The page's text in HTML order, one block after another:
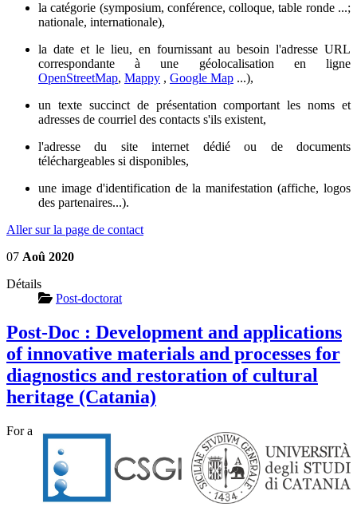
la catégorie (symposium, conférence, colloque, table ronde ...;
nationale, internationale),
la date et le lieu, en fournissant au besoin l'adresse URL
correspondante à une géolocalisation en ligne
OpenStreetMap, Mappy , Google Map ...),
un texte succinct de présentation comportant les noms et
adresses de courriel des contacts s'ils existent,
l'adresse du site internet dédié ou de documents
téléchargeables si disponibles,
une image d'identification de la manifestation (affiche, logos
des partenaires...).
Aller sur la page de contact
07 Aoû 2020
Détails
Post-doctorat
Post-Doc : Development and applications
of innovative materials and processes for
diagnostics and restoration of cultural
heritage (Catania)
For a